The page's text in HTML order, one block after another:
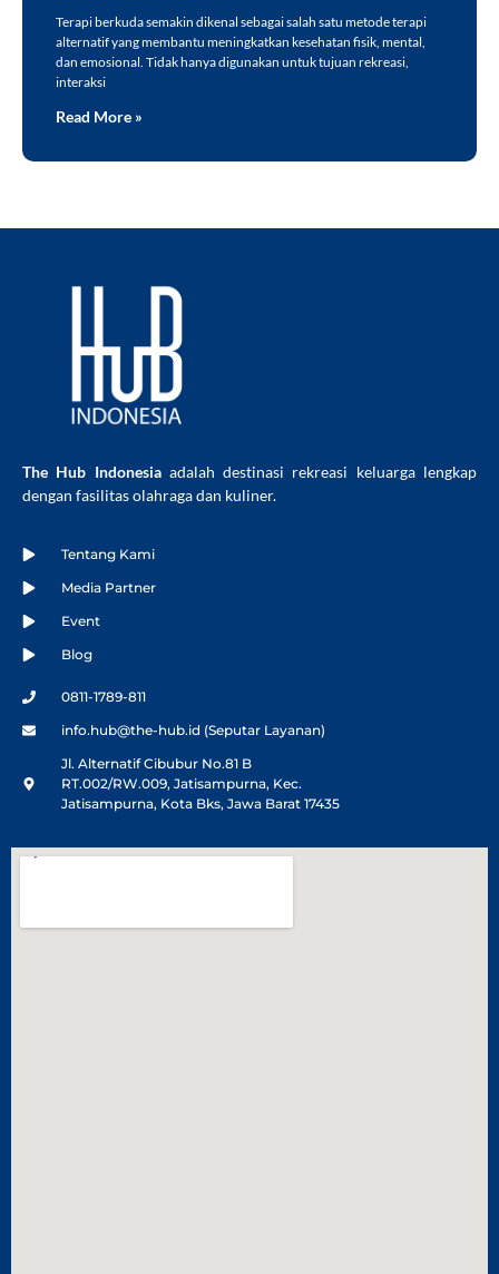
Terapi berkuda semakin dikenal sebagai salah satu metode terapi
alternatif yang membantu meningkatkan kesehatan fisik, mental,
dan emosional. Tidak hanya digunakan untuk tujuan rekreasi,
interaksi
Read More »
The Hub Indonesiaadalah destinasi rekreasi keluarga lengkap
dengan fasilitas olahraga dan kuliner.
Tentang Kami
Media Partner
Event
Blog
0811-1789-811
info.hub@the-hub.id (Seputar Layanan)
Jl. Alternatif Cibubur No.81 B
RT.002/RW.009, Jatisampurna, Kec.
Jatisampurna, Kota Bks, Jawa Barat 17435